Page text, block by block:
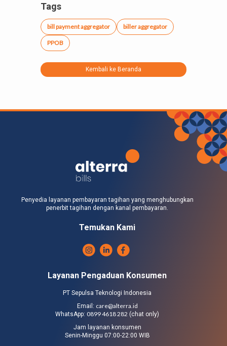
Tags
bill payment aggregator biller aggregator
PPOB
Kembali ke Beranda
Penyedia layanan pembayaran tagihan yang menghubungkan
penerbit tagihan dengan kanal pembayaran.
Temukan Kami
Layanan Pengaduan Konsumen
PT Sepulsa Teknologi Indonesia
Email: care@alterra.id
WhatsApp: 0899 4618 282 (chat only)
Jam layanan konsumen
Senin-Minggu 07:00-22:00 WIB